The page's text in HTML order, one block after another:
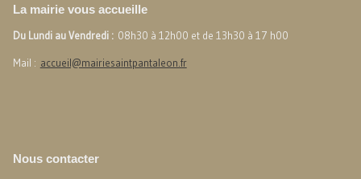
La mairie vous accueille
Du Lundi au Vendredi : 08h30 à 12h00 et de 13h30 à 17 h00
Mail : accueil@mairiesaintpantaleon.fr
Nous contacter